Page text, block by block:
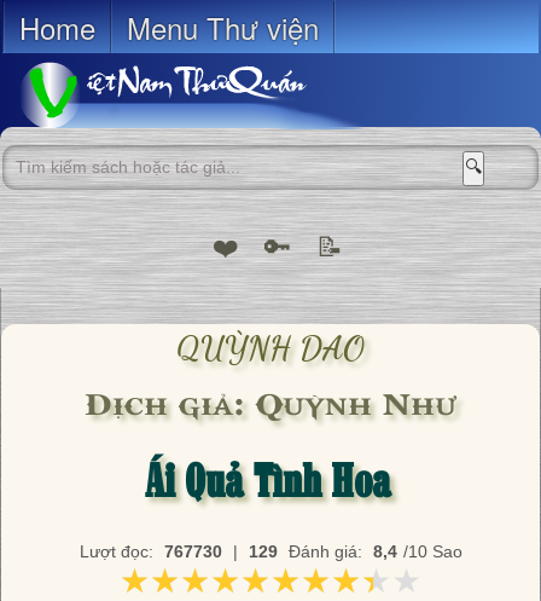
Home Menu Thư viện
🔍
❤️ 🔑 📝
QUỲNH DAO
Dịch giả: Quỳnh Như
Ái Quả Tình Hoa
Lượt đọc: 767730 | 129 Đánh giá: 8,4 /10 Sao
★★★★★★★★★★
★★★★★★★★★★